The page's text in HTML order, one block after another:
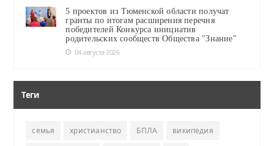
5 проектов из Тюменской области получат
гранты по итогам расширения перечня
победителей Конкурса инициатив
родительских сообществ Общества "Знание"
04 августа 2026
Теги
семья христианство БПЛА википедия